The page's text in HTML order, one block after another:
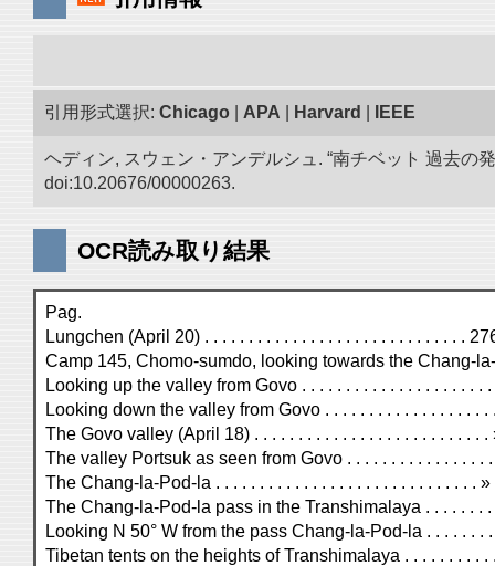
引用形式選択: Chicago APA Harvard IEEE
ヘディン, スウェン・アンデルシュ. “南チベット 過去の
doi:10.20676/00000263.
OCR読み取り結果
Pag.
Lungchen (April 20) . . . . . . . . . . . . . . . . . . . . . . . . . . . . . .
Camp 145, Chomo-sumdo, looking towards the Chang-
Looking up the valley from Govo . . . . . . . . . . . . . . . . . . . . . .
Looking down the valley from Govo . . . . . . . . . . . . . . . . . . .
The Govo valley (April 18) . . . . . . . . . . . . . . . . . . . . . . . . . . .
The valley Portsuk as seen from Govo . . . . . . . . . . . . . . . . .
The Chang-la-Pod-la . . . . . . . . . . . . . . . . . . . . . . . . . . . . . . »
The Chang-la-Pod-la pass in the Transhimalaya . . . . . . . .
Looking N 50° W from the pass Chang-la-Pod-la . . . . . . . .
Tibetan tents on the heights of Transhimalaya . . . . . . . . . .